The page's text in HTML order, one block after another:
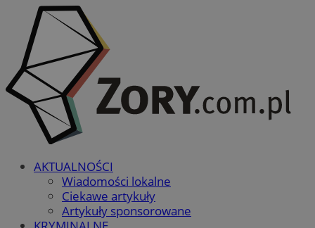
AKTUALNOŚCI
Wiadomości lokalne
Ciekawe artykuły
Artykuły sponsorowane